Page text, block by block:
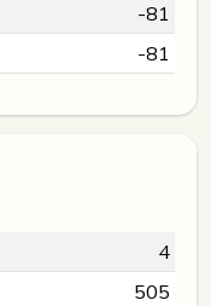
-81
-81
4
505